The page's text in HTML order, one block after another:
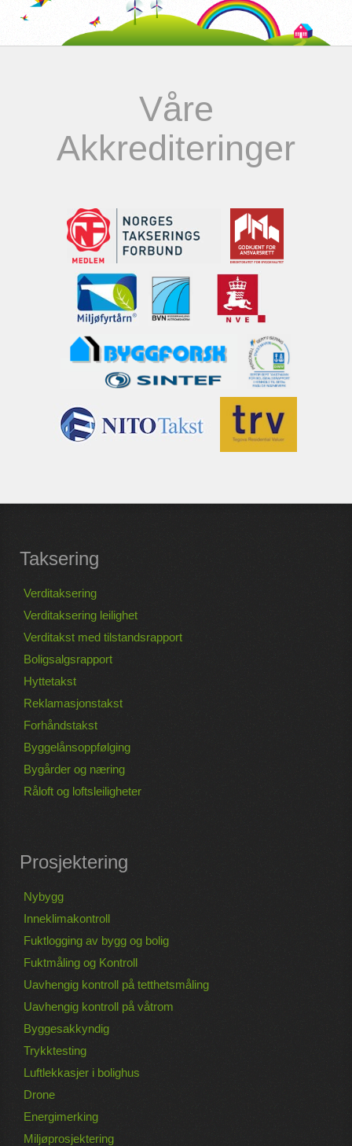
Våre
Akkrediteringer
Taksering
Verditaksering
Verditaksering leilighet
Verditakst med tilstandsrapport
Boligsalgsrapport
Hyttetakst
Reklamasjonstakst
Forhåndstakst
Byggelånsoppfølging
Bygårder og næring
Råloft og loftsleiligheter
Prosjektering
Nybygg
Inneklimakontroll
Fuktlogging av bygg og bolig
Fuktmåling og Kontroll
Uavhengig kontroll på tetthetsmåling
Uavhengig kontroll på våtrom
Byggesakkyndig
Trykktesting
Luftlekkasjer i bolighus
Drone
Energimerking
Miljøprosjektering